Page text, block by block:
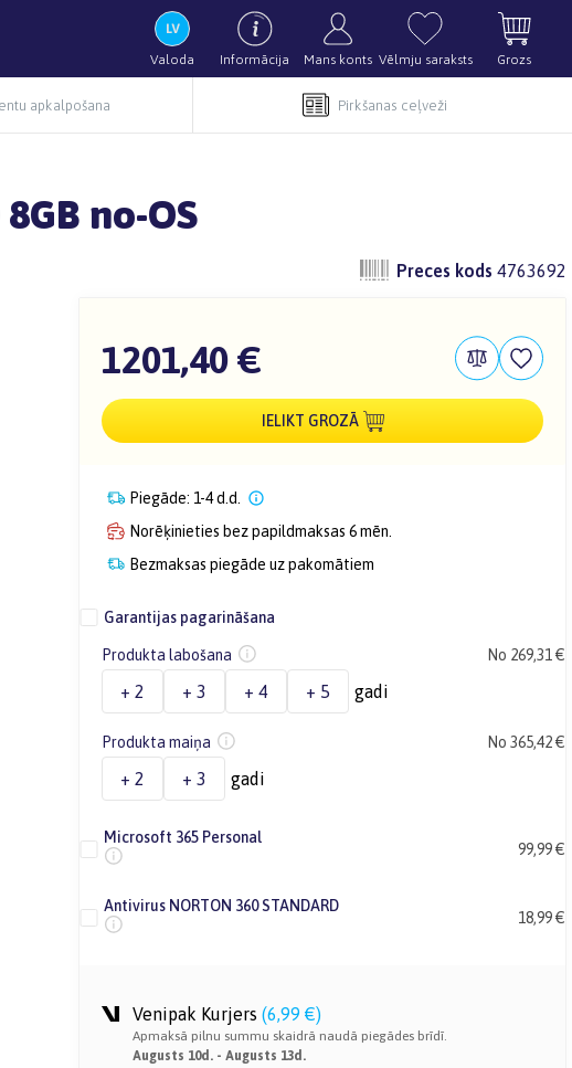
Valoda Informācija Mans konts Vēlmju saraksts Grozs
apkalpošana Pirkšanas ceļveži
no-OS
Preces kods 4763692
1201,40 €
IELIKT GROZĀ
Piegāde: 1-4 d.d.
Norēķinieties bez papildmaksas 6 mēn.
Bezmaksas piegāde uz pakomātiem
Garantijas pagarināšana
Produkta labošana No 269,31 €
+ 2 + 3 + 4 + 5 gadi
Produkta maiņa No 365,42 €
+ 2 + 3 gadi
Microsoft 365 Personal
99,99 €
Antivirus NORTON 360 STANDARD
18,99 €
Venipak Kurjers (6,99 €)
Apmaksā pilnu summu skaidrā naudā piegādes brīdī.
Augusts 10d. - Augusts 13d.